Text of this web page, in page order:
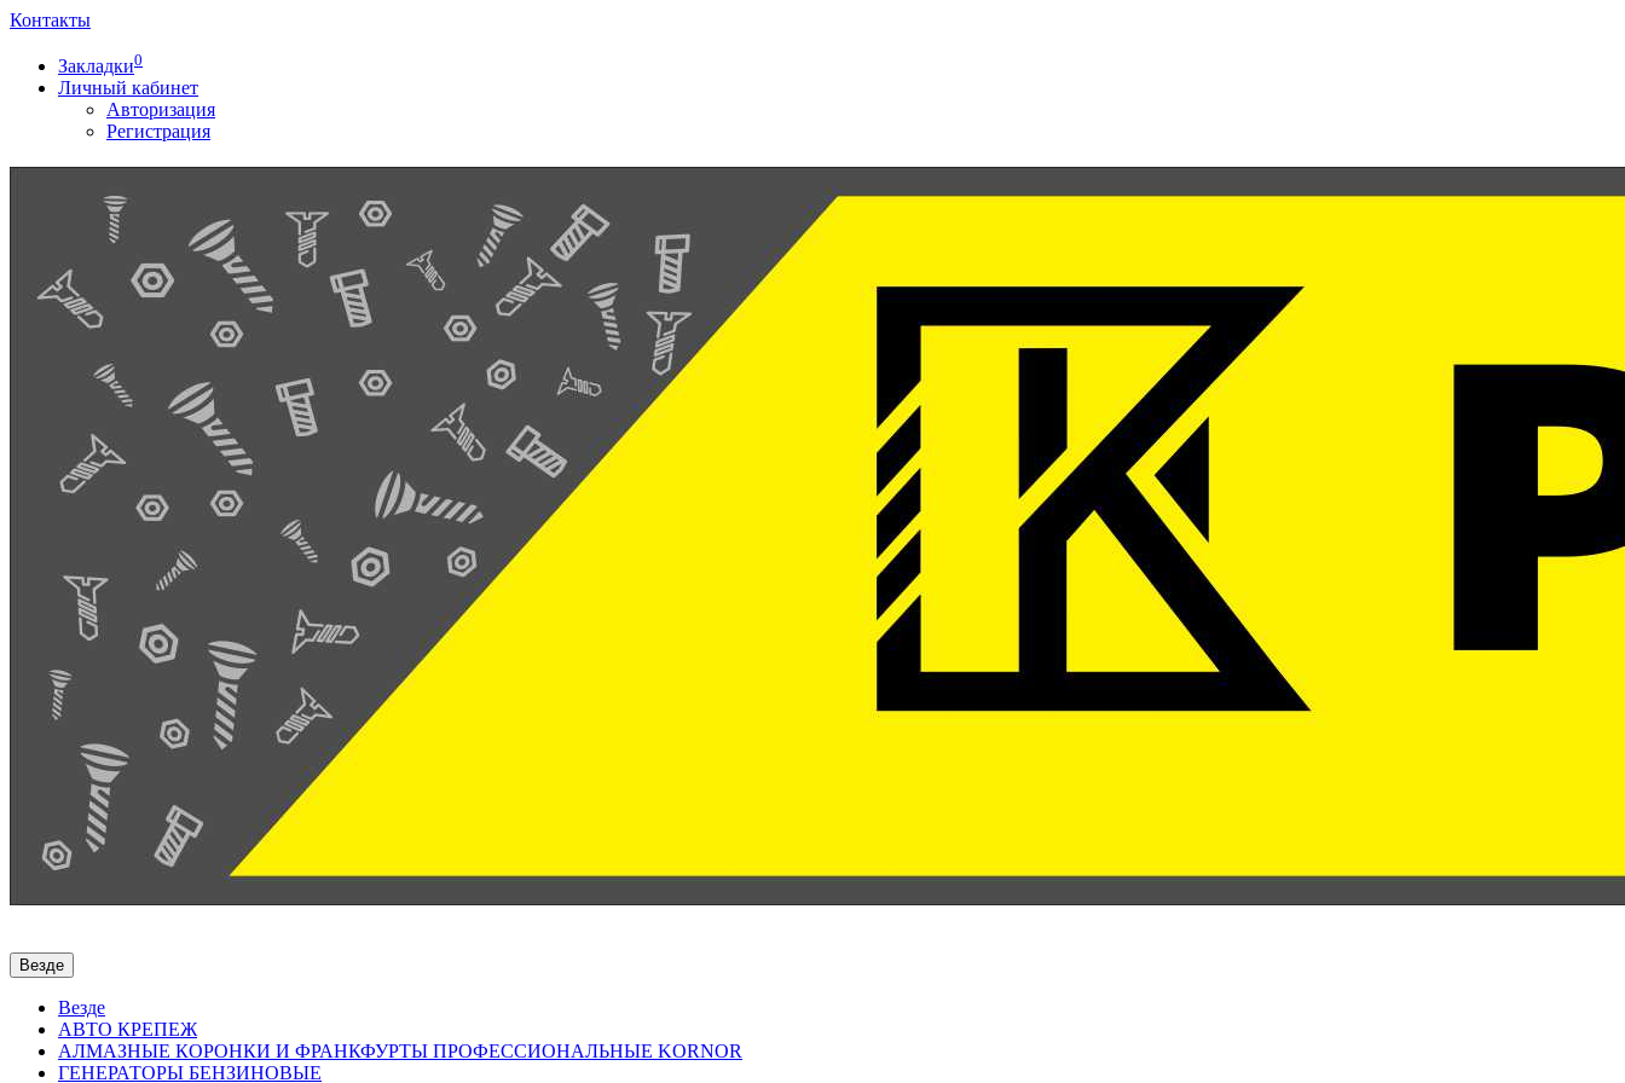
Контакты
Закладки0
Личный кабинет
Авторизация
Регистрация
Везде
Везде
АВТО КРЕПЕЖ
АЛМАЗНЫЕ КОРОНКИ И ФРАНКФУРТЫ ПРОФЕССИОНАЛЬНЫЕ KORNOR
ГЕНЕРАТОРЫ БЕНЗИНОВЫЕ